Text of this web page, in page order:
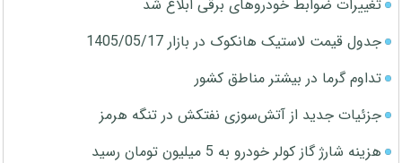
تغییرات ضوابط خودروهای برقی ابلاغ شد
جدول قیمت لاستیک هانکوک در بازار 1405/05/17
تداوم گرما در بیشتر مناطق کشور
جزئیات جدید از آتش‌سوزی نفتکش در تنگه هرمز
هزینه شارژ گاز کولر خودرو به 5 میلیون تومان رسید